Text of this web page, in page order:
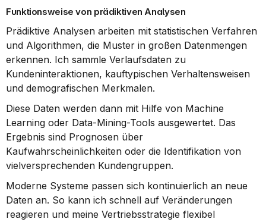
Funktionsweise von prädiktiven Analysen
Prädiktive Analysen arbeiten mit statistischen Verfahren
und Algorithmen, die Muster in großen Datenmengen
erkennen. Ich sammle Verlaufsdaten zu
Kundeninteraktionen, kauftypischen Verhaltensweisen
und demografischen Merkmalen.
Diese Daten werden dann mit Hilfe von Machine
Learning oder Data-Mining-Tools ausgewertet. Das
Ergebnis sind Prognosen über
Kaufwahrscheinlichkeiten oder die Identifikation von
vielversprechenden Kundengruppen.
Moderne Systeme passen sich kontinuierlich an neue
Daten an. So kann ich schnell auf Veränderungen
reagieren und meine Vertriebsstrategie flexibel